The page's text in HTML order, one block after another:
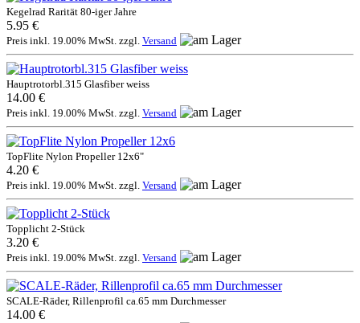
Kegelrad Rarität 80-iger Jahre
5.95 €
Preis inkl. 19.00% MwSt. zzgl. Versand
Hauptrotorbl.315 Glasfiber weiss
14.00 €
Preis inkl. 19.00% MwSt. zzgl. Versand
TopFlite Nylon Propeller 12x6"
4.20 €
Preis inkl. 19.00% MwSt. zzgl. Versand
Topplicht 2-Stück
3.20 €
Preis inkl. 19.00% MwSt. zzgl. Versand
SCALE-Räder, Rillenprofil ca.65 mm Durchmesser
14.00 €